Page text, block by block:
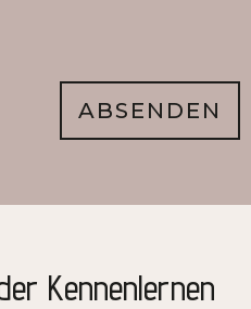
ABSENDEN
Kennenlernen